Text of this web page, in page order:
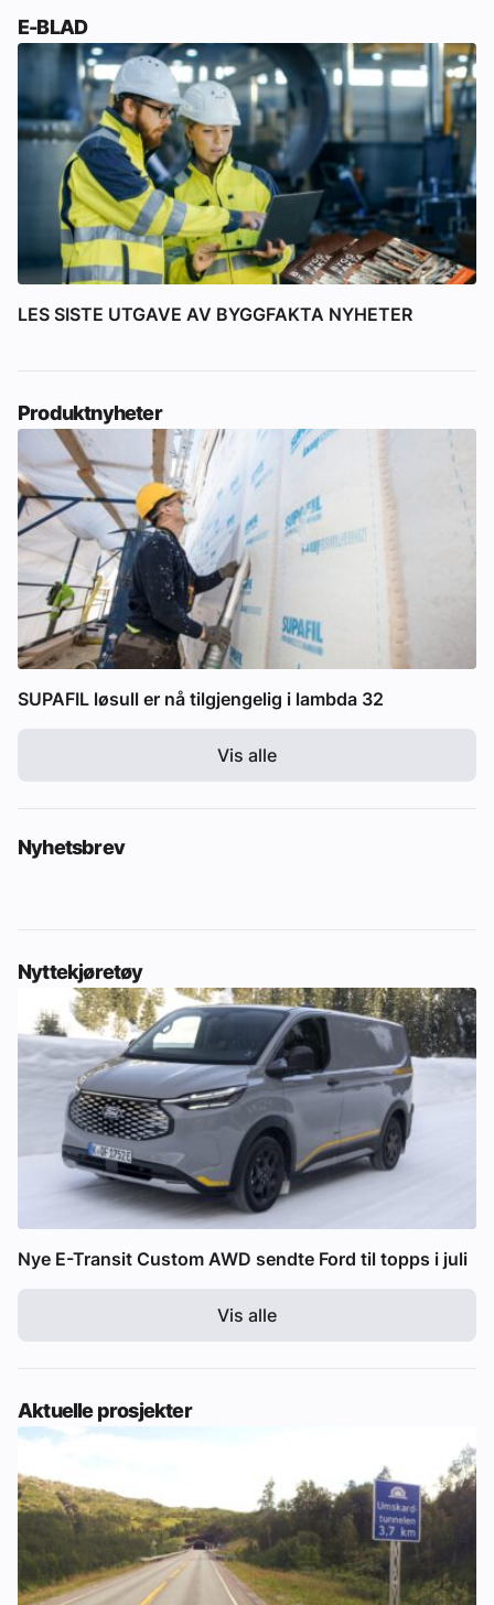
E-BLAD
LES SISTE UTGAVE AV BYGGFAKTA NYHETER
Produktnyheter
SUPAFIL løsull er nå tilgjengelig i lambda 32
Vis alle
Nyhetsbrev
Nyttekjøretøy
Nye E-Transit Custom AWD sendte Ford til topps i juli
Vis alle
Aktuelle prosjekter